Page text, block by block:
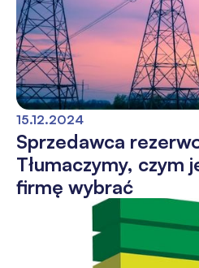
15.12.2024
Sprzedawca
Tłumaczymy, czym
firmę wybrać